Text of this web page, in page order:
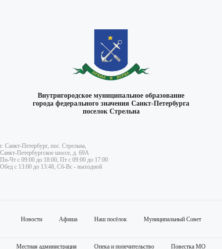
Внутригородское муниципальное образование
города федерального значения Санкт-Петербурга
поселок Стрельна
г. Санкт-Петербург, пос. Стрельна,
Санкт-Петербургское шоссе, д. 69А
Пн-Чт с 09:00 до 18:00, Пт с 09:00 до 17:00
Обед с 13:00 до 13:48, Сб-Вс - выходной
Новости Афиша Наш посёлок Муниципальный Совет
Местная администрация Опека и попечительство Повестка МО